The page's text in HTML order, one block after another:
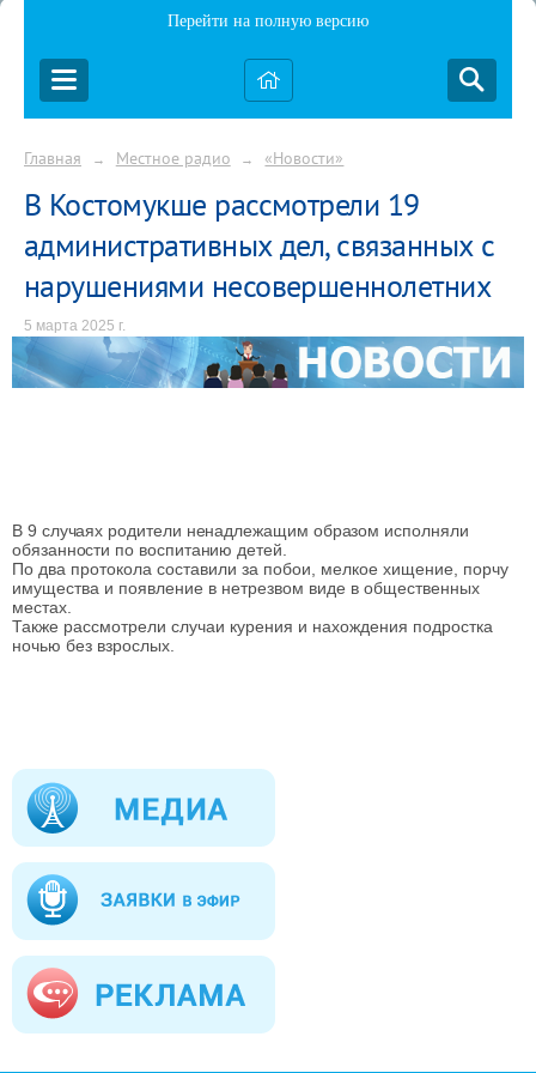
Перейти на полную версию
Главная → Местное радио → «Новости»
В Костомукше рассмотрели 19
административных дел, связанных с
нарушениями несовершеннолетних
5 марта 2025 г.
В 9 случаях родители ненадлежащим образом исполняли
обязанности по воспитанию детей.
По два протокола составили за побои, мелкое хищение, порчу
имущества и появление в нетрезвом виде в общественных
местах.
Также рассмотрели случаи курения и нахождения подростка
ночью без взрослых.